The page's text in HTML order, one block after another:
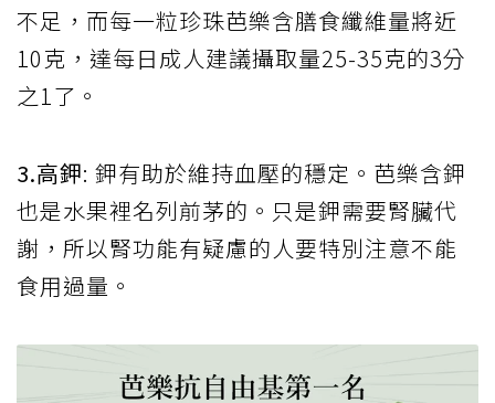
不足，而每一粒珍珠芭樂含膳食纖維量將近
10克，達每日成人建議攝取量25-35克的3分
之1了。
3.高鉀: 鉀有助於維持血壓的穩定。芭樂含鉀
也是水果裡名列前茅的。只是鉀需要腎臟代
謝，所以腎功能有疑慮的人要特別注意不能
食用過量。